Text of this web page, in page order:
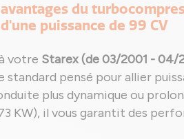
avantages du
d'une puissance de 99 CV
votre Starex (de 03/2001 - 04/
standard pensé pour allier
plus dynamique ou
KW), il vous garantit des